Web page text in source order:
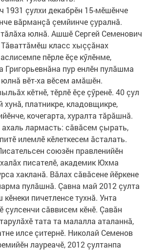
1931 çул­хи декабрӗн 15-мӗ­шӗнче
вăрманçă çемйин­че çуралнă.
юлнă. Ашшӗ Сер­гей Се­менович
Тăваттăмӗш класс хыç­çăнах
пӗрле ӗçе кӳлӗнме,
Григорьев­нăна пур енлӗн пулăшма
вӗт-ха вӗсем амăшӗн.
кӗтнӗ, тӗрлӗ ӗçе çӳренӗ. 40 çул
хунă, платникре, кладовщик­ре,
кочегарта, хуралта тăрăшнă.
ахаль лармасть: сăвăсем çырать,
илемлӗ кӗлеткесем ăсталать.
союзӗн правленийӗн
писателӗ, академик Юхма
хакланă. Вăлах сăвăсене йӗркене
пулăшнă. Çавна май 2012 çулта
пичетленсе тухнă. Унта
çулсенчи сăввисем кӗнӗ. Çавăн
тата та малалла аталаннă,
илсе çитернӗ. Николай Семенов
лауреачӗ, 2012 çултанпа